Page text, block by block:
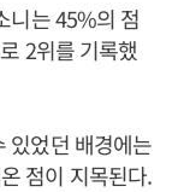
니는 45%의 점
2위를 기록했
있었던 배경에는
점이 지목된다.